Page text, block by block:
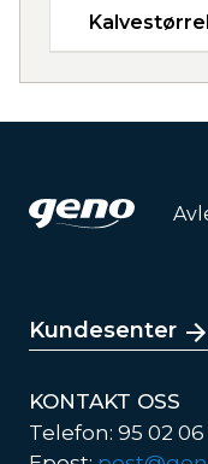
Kundesenter
KONTAKT OSS
Telefon: 95 02 06